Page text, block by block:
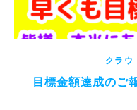
クラ
目標金額達成のご